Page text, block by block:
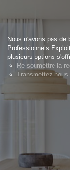
Nous n'avons pas de
Professionnels
plusieurs options
Re-soumettre la
Transmettez-nous